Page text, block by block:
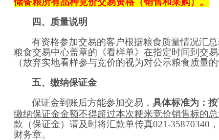
四、质量说明
有资格参加交易的客户根据粮食质量情况汇
粮食交易中心盖章的《看样单》在指定时间到交
（放弃实地看样参与竞价的视为对公示粮食质量
五、缴纳保证金
保证金到账后方能参加交易，具体标准为：
缴纳保证金金额不得超过本次粳米竞价销售标的
款（保证金）请及时将汇款单传真021-35870340
财务章。